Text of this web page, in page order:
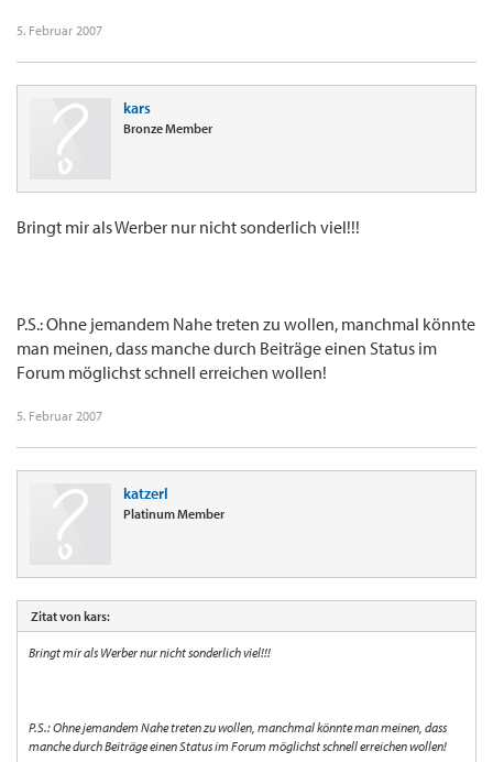
5. Februar 2007
kars
Bronze Member
Bringt mir als Werber nur nicht sonderlich viel!!!
P.S.: Ohne jemandem Nahe treten zu wollen, manchmal könnte
man meinen, dass manche durch Beiträge einen Status im
Forum möglichst schnell erreichen wollen!
5. Februar 2007
katzerl
Platinum Member
Zitat von kars:
Bringt mir als Werber nur nicht sonderlich viel!!!
P.S.: Ohne jemandem Nahe treten zu wollen, manchmal könnte man meinen, dass
manche durch Beiträge einen Status im Forum möglichst schnell erreichen wollen!